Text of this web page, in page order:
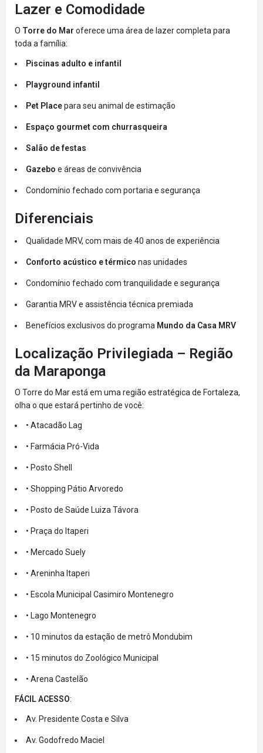
Lazer e Comodidade
O Torre do Mar oferece uma área de lazer completa para
toda a família:
Piscinas adulto e infantil
Playground infantil
Pet Placepara seu animal de estimação
Espaço gourmet com churrasqueira
Salão de festas
Gazebo e áreas de convivência
Condomínio fechado com portaria e segurança
Diferenciais
Qualidade MRV, com mais de 40 anos de experiência
Conforto acústico e térmico nas unidades
Condomínio fechado com tranquilidade e segurança
Garantia MRV e assistência técnica premiada
Benefícios exclusivos do programa Mundo da Casa MRV
Localização Privilegiada – Região
da Maraponga
O Torre do Mar está em uma região estratégica de Fortaleza,
olha o que estará pertinho de você:
• Atacadão Lag
• Farmácia Pró-Vida
• Posto Shell
• Shopping Pátio Arvoredo
• Posto de Saúde Luiza Távora
• Praça do Itaperi
• Mercado Suely
• Areninha Itaperi
• Escola Municipal Casimiro Montenegro
• Lago Montenegro
• 10 minutos da estação de metrô Mondubim
• 15 minutos do Zoológico Municipal
• Arena Castelão
FÁCIL ACESSO:
Av. Presidente Costa e Silva
Av. Godofredo Maciel